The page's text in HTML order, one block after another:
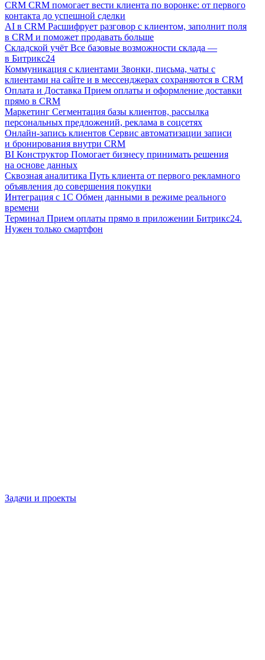
CRM CRM помогает вести клиента по воронке: от первого
контакта до успешной сделки
AI в CRM Расшифрует разговор с клиентом, заполнит поля
в CRM и поможет продавать больше
Складской учёт Все базовые возможности склада —
в Битрикс24
Коммуникация с клиентами Звонки, письма, чаты с
клиентами на сайте и в мессенджерах сохраняются в CRM
Оплата и Доставка Прием оплаты и оформление доставки
прямо в CRM
Маркетинг Сегментация базы клиентов, рассылка
персональных предложений, реклама в соцсетях
Онлайн-запись клиентов Сервис автоматизации записи
и бронирования внутри CRM
BI Конструктор Помогает бизнесу принимать решения
на основе данных
Сквозная аналитика Путь клиента от первого рекламного
объявления до совершения покупки
Интеграция с 1С Обмен данными в режиме реального
времени
Терминал Прием оплаты прямо в приложении Битрикс24.
Нужен только смартфон
Задачи и проекты